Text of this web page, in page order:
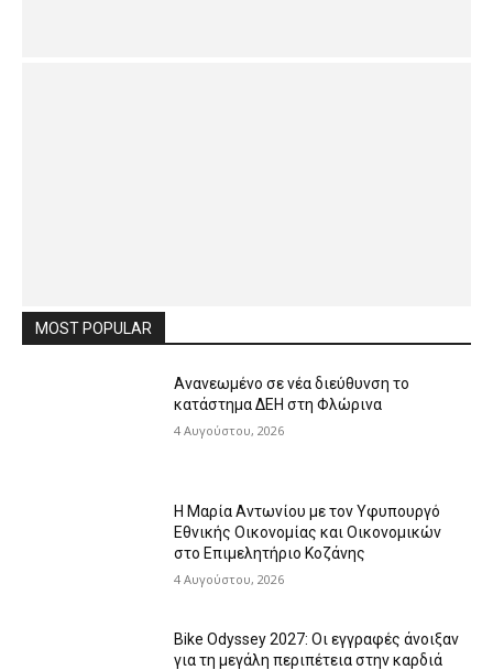
MOST POPULAR
Ανανεωμένο σε νέα διεύθυνση το
κατάστημα ΔΕΗ στη Φλώρινα
4 Αυγούστου, 2026
Η Μαρία Αντωνίου με τον Υφυπουργό
Εθνικής Οικονομίας και Οικονομικών
στο Επιμελητήριο Κοζάνης
4 Αυγούστου, 2026
Bike Odyssey 2027: Οι εγγραφές άνοιξαν
για τη μεγάλη περιπέτεια στην καρδιά